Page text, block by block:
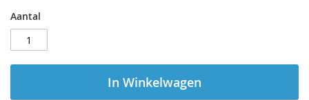
Aantal
In Winkelwagen